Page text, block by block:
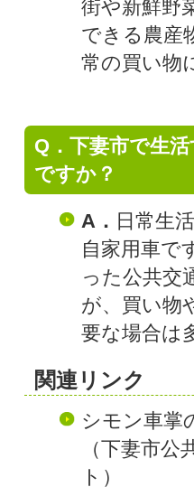
街や新鮮野
できる農産
常の買い物
Q．下妻市で生
ですか？
A． 日常生
自家用車で
った公共交
が、買い物
要な場合は
関連リンク
シモン車掌
（下妻市公
ト）